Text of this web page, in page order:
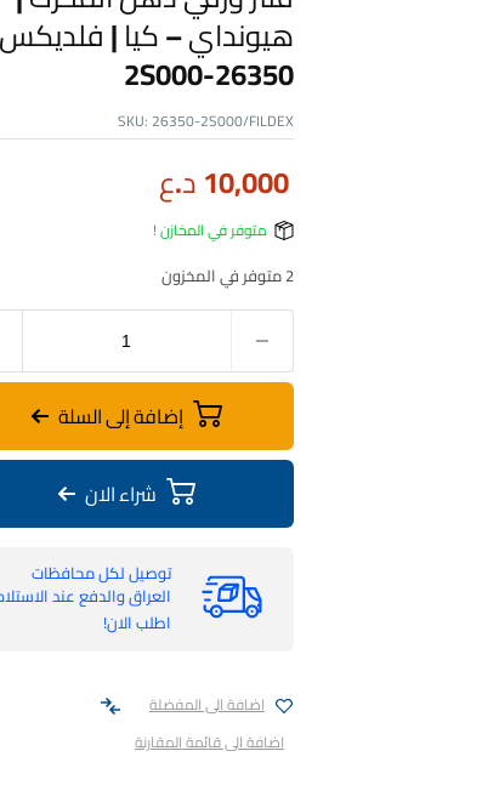
هيونداي – كيا |
26350-2S000
SKU: 26350-2S000/FILDEX
10,000د.ع
متوفر في المخازن !
2 متوفر في المخزون
إضافة إلى السلة
شراء الان
توصيل لكل محافظات
العراق والدفع عند
اطلب الان!
اضافة الى المفضلة
اضافة الى قائمة المقارنة